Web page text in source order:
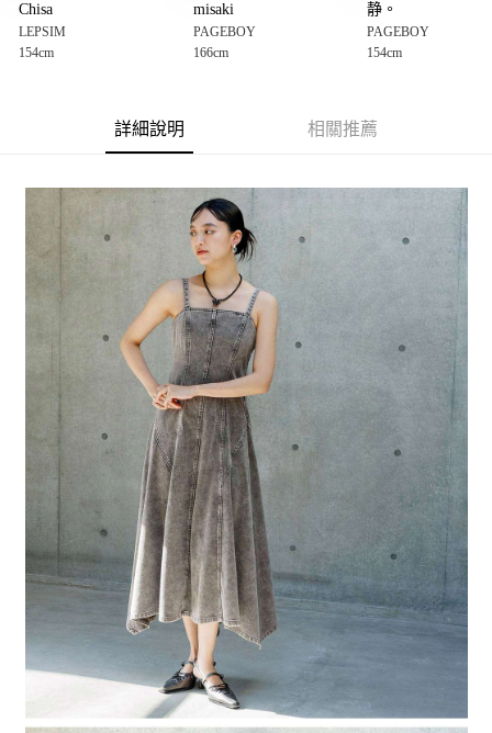
1.本服務由台灣大哥大提供，台灣大哥大用戶可立即使用無須另外申請。
2.付款方式選擇「大哥付你分期」，訂單成立後會自動跳轉到大哥付的交易
3.實際核准額度、可分期數及費用金額請依後續交易確認頁面所載為準。
4.訂單成立30分鐘內，如未前往確認交易或遇審核未通過，訂單將自動取
消。如遇「轉專審核」未通過狀況，表示未達大哥付你分期系統評分，恕無
【繳款方式說明】
1.分期款項不併入電信帳單，「大哥付你分期」於每月結算日後寄送繳費提
醒簡訊。
2.透過簡訊連結打開帳單後，可選擇「超商條碼／台灣大直營門市／銀行轉
帳／街口支付／iPASS MONEY」等通路繳費。
1.本服務係由「台灣大哥大股份有限公司」（以下簡稱本公司）所提供，讓
用戶於交易時，得透過本服務購買商品或服務，並由商店將買賣／分期付款
買賣價金債權讓與本公司後，依約使用本公司帳單繳交帳款。
2.基於同意付款使用「大哥付你分期」之契約關係目的，商店將以您的個人
資料（包含姓名、電話或地址）提供予台灣大哥大進項蒐集、處理及利用，
由本公司與您本人進行分期帳單所需資料之確認、核對及更正。
3.完整用戶服務條款，請詳閱以下連結：
https://oppay.tw/userRule
AFTEE先享後付
３．安心：先確認商品／服務後，再付款。
【「AFTEE先享後付」結帳流程】
１．於結帳方式選擇「AFTEE先享後付」後，將跳轉至「AFTEE先享後付」
結帳頁面，進行簡訊認證並確認金額後，即可完成結帳。
２．訂單成立數日內，您將收到繳費通知簡訊。
３．收到繳費通知簡訊後14天內，點擊此簡訊中的連結，可透過四大超商／
ATM／網路銀行／等多元方式進行付款，方視為交易完成。
※ 請注意：結帳手續完成當下不需立刻繳費，但若您需要取消訂單，請聯絡
購買商品的店家。未經商家同意取消之訂單仍視為有效，需透過AFTEE先享
後付繳納相關費用。
※ 交易是否成功請以「AFTEE先享後付 」之結帳頁面顯示為準，若有關於
是否繳費成功／繳費後需取消欲退款等相關疑問，請聯繫「AFTEE先享後付
客戶支援中心」
https://netprotections.freshdesk.com/support/home
１．透過由恩沛科技股份有限公司提供之「AFTEE先享後付」服務完成之交
易，需依本服務之必要範圍內提供個人資料，並將交易相關給付款項請求債
權轉讓予恩沛科技股份有限公司。
２．關於個人資料處理事宜，請瀏覽以下網址：
https://aftee.tw/terms/#terms3
３．未成年的使用者請事先徵得法定代理人或監護人之同意方可使用
「AFTEE先享後付」，若未經同意申辦者引起之損失，本公司不負相關責
４．使用「AFTEE先享後付」時，將依據個別帳號之用戶狀況，依本公司即
時審查核予不同之上限額度；若仍有額度不足之情形，本公司將視審查結果
請求用戶進行身份認證。
５．嚴禁一人註冊多個帳號或使用他人資訊註冊。若發現惡意使用之情形，
恩沛科技股份有限公司將有權停止該用戶之使用額度並採取法律行動。
全家 取貨付款
每筆NT$80，滿NT$888(含以上)免運費
付款後 全家取貨
每筆NT$80，滿NT$888(含以上)免運費
7-11 取貨付款
每筆NT$80，滿NT$1,500(含以上)免運費
付款後 7-11取貨
每筆NT$80，滿NT$1,500(含以上)免運費
宅配
每筆NT$80，滿NT$1,500(含以上)免運費
Chisa
LEPSIM
154cm
misaki
PAGEBOY
166cm
静。
PAGEBOY
154cm
詳細說明 相關推薦